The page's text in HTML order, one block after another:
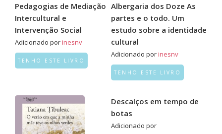
Pedagogias de Mediação
Intercultural e
Intervenção Social
Adicionado porinesnv
TENHO ESTE LIVRO
Albergaria dos Doze As
partes e o todo. Um
estudo sobre a identidade
cultural
Adicionado porinesnv
TENHO ESTE LIVRO
Descalços em tempo de
botas
Adicionado por